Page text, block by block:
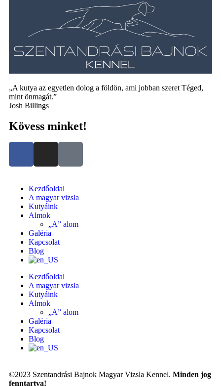
„A kutya az egyetlen dolog a földön, ami jobban szeret Téged,
mint önmagát.”
Josh Billings
Kövess minket!
Kezdőoldal
A magyar vizsla
Kutyáink
Almok
„A” alom
Galéria
Kapcsolat
Blog
Kezdőoldal
A magyar vizsla
Kutyáink
Almok
„A” alom
Galéria
Kapcsolat
Blog
©2023 Szentandrási Bajnok Magyar Vizsla Kennel. Minden jog
fenntartva!